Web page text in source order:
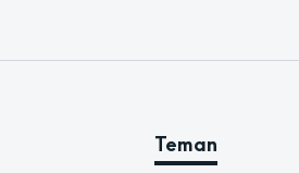
Teman